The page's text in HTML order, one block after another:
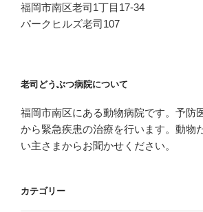
福岡市南区老司1丁目17-34
パークヒルズ老司107
老司どうぶつ病院について
福岡市南区にある動物病院です。予防
から緊急疾患の治療を行います。動物
い主さまからお聞かせください。
カテゴリー